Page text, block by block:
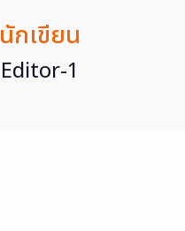
นักเขียน
Editor-1